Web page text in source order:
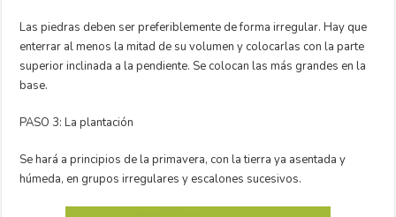
Las piedras deben ser preferiblemente de forma irregular. Hay que
enterrar al menos la mitad de su volumen y colocarlas con la parte
superior inclinada a la pendiente. Se colocan las más grandes en la
base.
PASO 3: La plantación
Se hará a principios de la primavera, con la tierra ya asentada y
húmeda, en grupos irregulares y escalones sucesivos.